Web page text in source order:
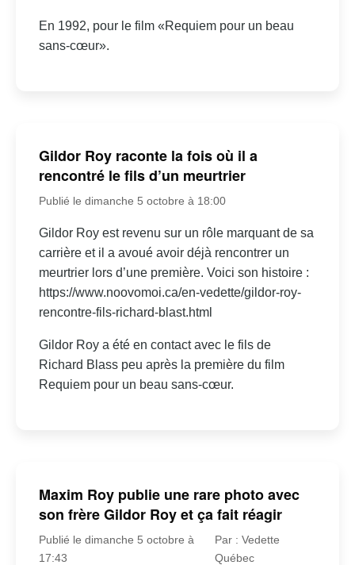
En 1992, pour le film «Requiem pour un beau
sans-cœur».
Gildor Roy raconte la fois où il a
rencontré le fils d’un meurtrier
Publié le dimanche 5 octobre à 18:00
Gildor Roy est revenu sur un rôle marquant de sa
carrière et il a avoué avoir déjà rencontrer un
meurtrier lors d’une première. Voici son histoire :
https://www.noovomoi.ca/en-vedette/gildor-roy-
rencontre-fils-richard-blast.html
Gildor Roy a été en contact avec le fils de
Richard Blass peu après la première du film
Requiem pour un beau sans-cœur.
Maxim Roy publie une rare photo avec
son frère Gildor Roy et ça fait réagir
Publié le dimanche 5 octobre à
17:43
Par : Vedette
Québec